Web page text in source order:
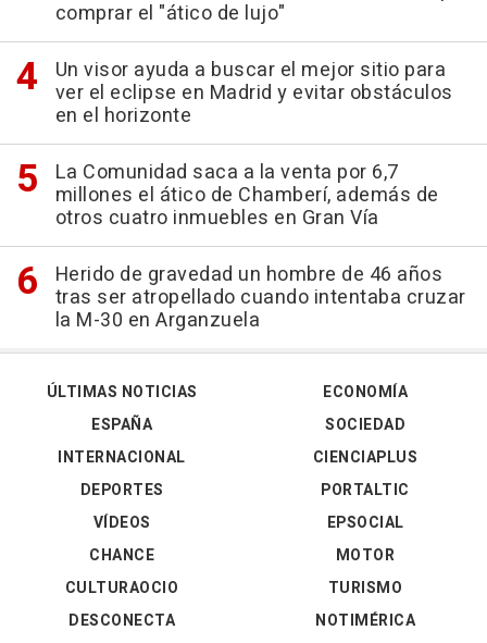
comprar el "ático de lujo"
Un visor ayuda a buscar el mejor sitio para
ver el eclipse en Madrid y evitar obstáculos
en el horizonte
La Comunidad saca a la venta por 6,7
millones el ático de Chamberí, además de
otros cuatro inmuebles en Gran Vía
Herido de gravedad un hombre de 46 años
tras ser atropellado cuando intentaba cruzar
la M-30 en Arganzuela
ÚLTIMAS NOTICIAS
ESPAÑA
INTERNACIONAL
DEPORTES
VÍDEOS
ECONOMÍA
SOCIEDAD
CIENCIAPLUS
PORTALTIC
EPSOCIAL
CHANCE
CULTURAOCIO
DESCONECTA
MOTOR
TURISMO
NOTIMÉRICA